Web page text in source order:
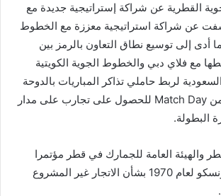
القطرية عن شراكة إستراتيجية جديدة مع
عن شراكة استراتيجية معززة مع الخطوط
أدى إلى توسيع نطاق التعاون بالرمز بين
مع فلاي دبي والخطوط الجوية الكويتية
لربط حاملي تذاكر المباريات بالدوحة
عبر رحلات مكوكية من Match Day للحصول على تجارب على مدار
والهيئة العامة للجمارك في قطر مؤتمرا
لمراجعة اتفاقية اليونسكو لعام 1970 بشأن الاتجار غير المشروع